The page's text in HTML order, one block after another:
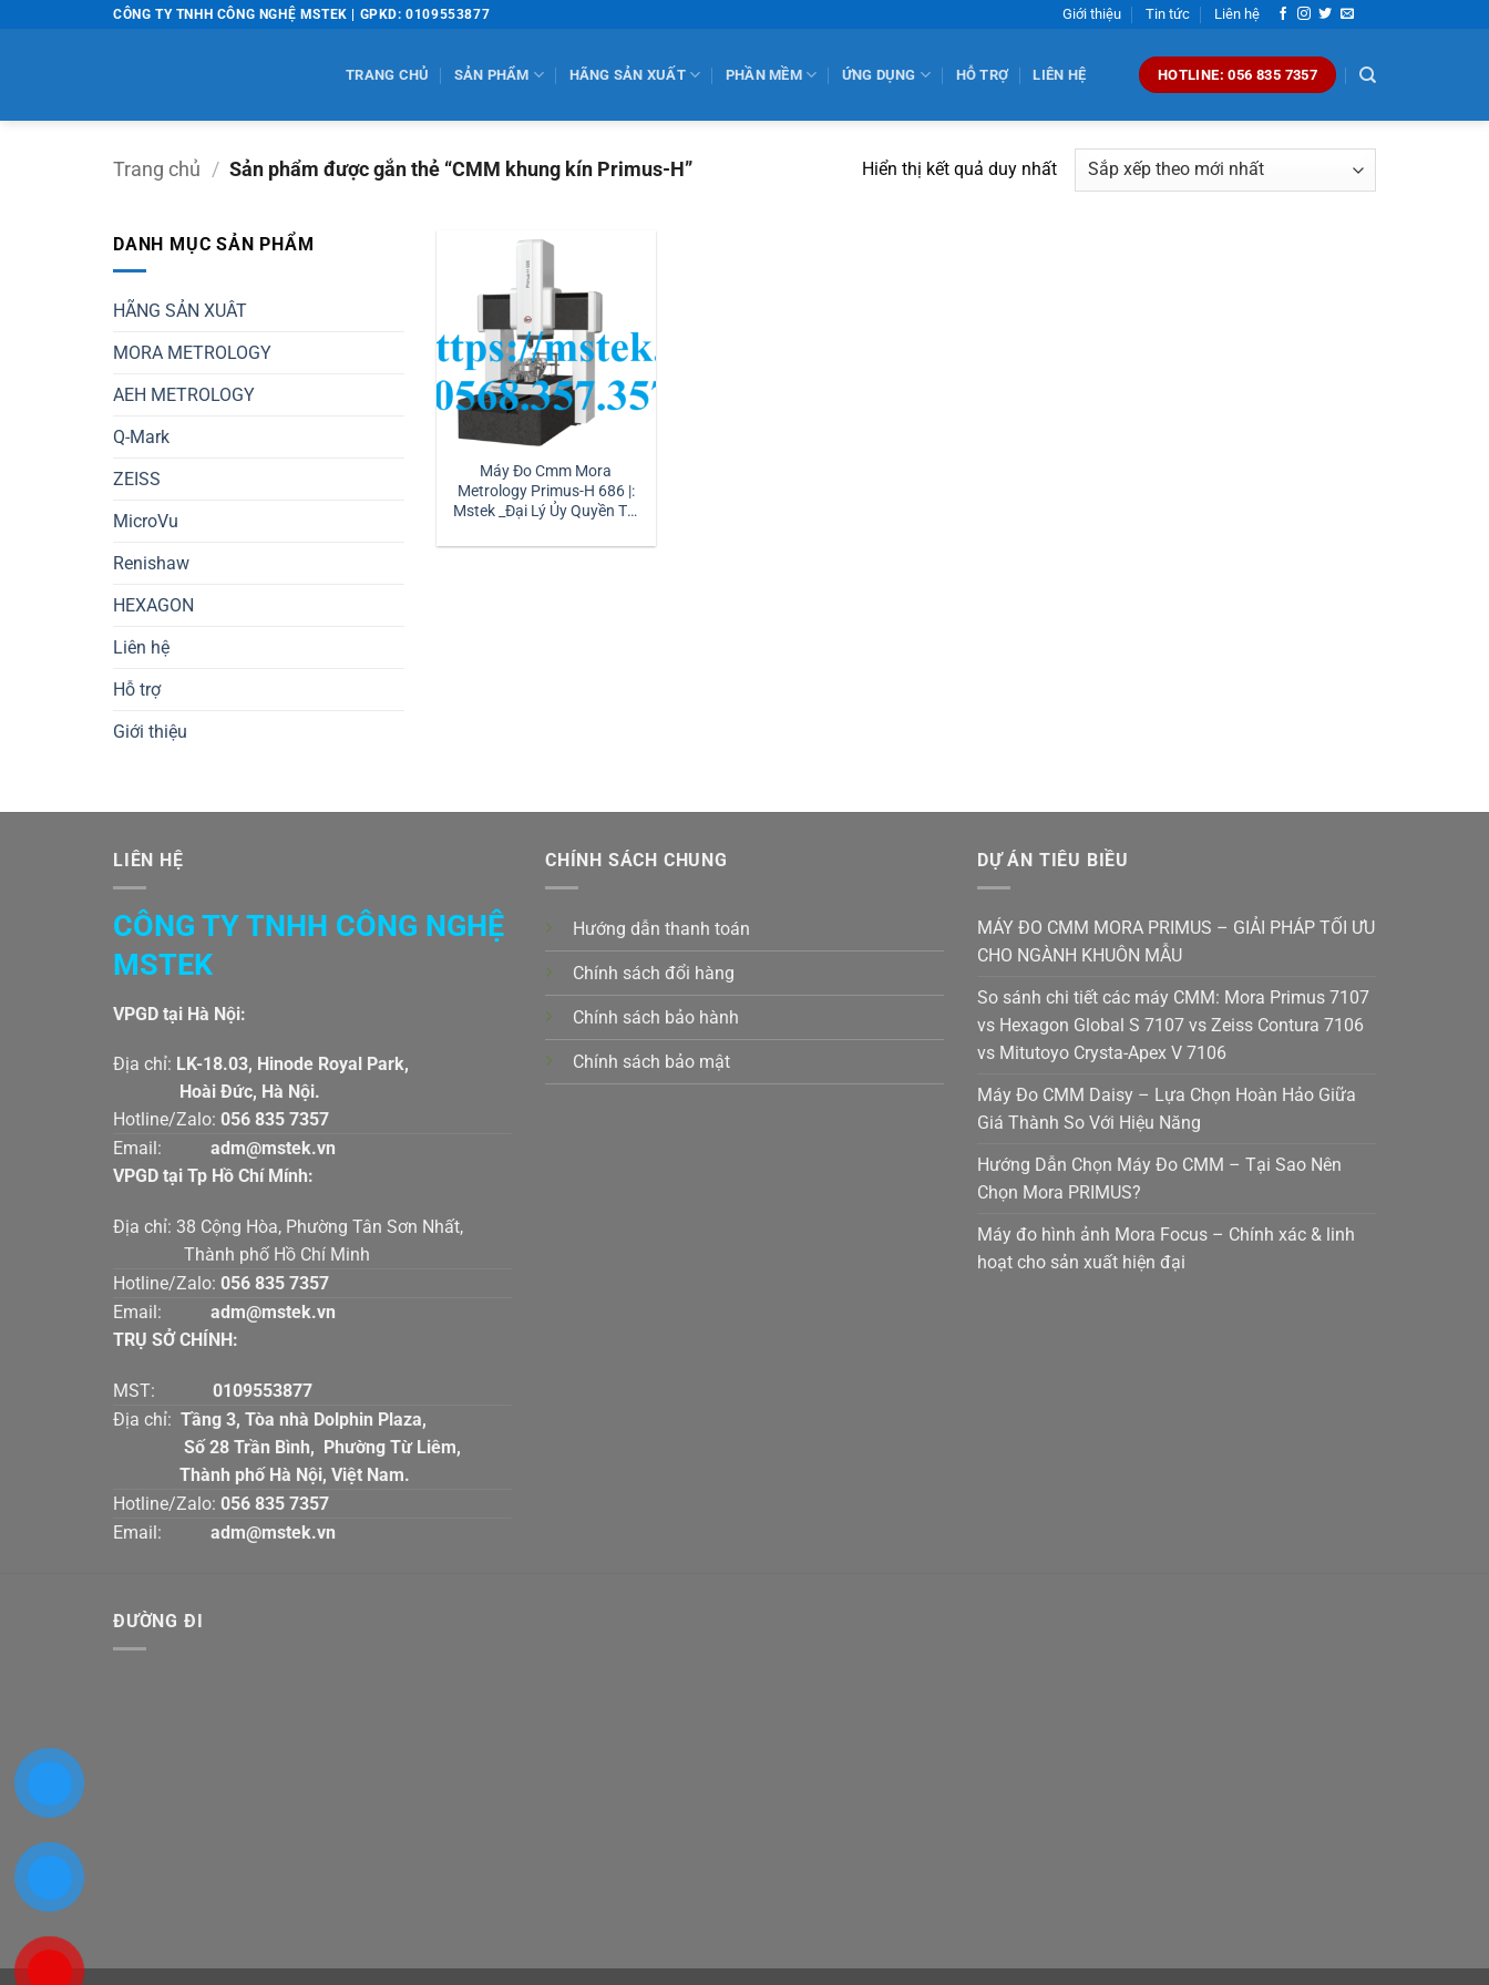
CÔNG TY TNHH CÔNG NGHỆ MSTEK | GPKD: 0109553877 Giới thiệu Tin tức Liên hệ
TRANG CHỦ SẢN PHẨM HÃNG SẢN XUẤT PHẦN MỀM ỨNG DỤNG HỖ TRỢ LIÊN HỆ HOTLINE: 056 835 7357
Trang chủ / Sản phẩm được gắn thẻ “CMM khung kín Primus-H” Hiển thị kết quả duy nhất
DANH MỤC SẢN PHẨM
HÃNG SẢN XUÂT
MORA METROLOGY
AEH METROLOGY
Q-Mark
ZEISS
MicroVu
Renishaw
HEXAGON
Liên hệ
Hỗ trợ
Giới thiệu
Máy Đo Cmm Mora
Metrology Primus-H 686 |:
Mstek _Đại Lý Ủy Quyền Tại
LIÊN HỆ
CÔNG TY TNHH CÔNG NGHỆ
MSTEK
VPGD tại Hà Nội:
Địa chỉ: LK-18.03, Hinode Royal Park,
Hoài Đức, Hà Nội.
Hotline/Zalo: 056 835 7357
Email:
adm@mstek.vn
VPGD tại Tp Hồ Chí Mính:
Địa chỉ: 38 Cộng Hòa, Phường Tân Sơn Nhất,
Thành phố Hồ Chí Minh
Hotline/Zalo: 056 835 7357
Email:
adm@mstek.vn
TRỤ SỞ CHÍNH:
MST: 0109553877
Địa chỉ: Tầng 3, Tòa nhà Dolphin Plaza,
Số 28 Trần Bình, Phường Từ Liêm,
Thành phố Hà Nội, Việt Nam.
Hotline/Zalo: 056 835 7357
Email:
adm@mstek.vn
CHÍNH SÁCH CHUNG
Hướng dẫn thanh toán
Chính sách đổi hàng
Chính sách bảo hành
Chính sách bảo mật
DỰ ÁN TIÊU BIỀU
MÁY ĐO CMM MORA PRIMUS – GIẢI PHÁP TỐI ƯU
CHO NGÀNH KHUÔN MẪU
So sánh chi tiết các máy CMM: Mora Primus 7107
vs Hexagon Global S 7107 vs Zeiss Contura 7106
vs Mitutoyo Crysta-Apex V 7106
Máy Đo CMM Daisy – Lựa Chọn Hoàn Hảo Giữa
Giá Thành So Với Hiệu Năng
Hướng Dẫn Chọn Máy Đo CMM – Tại Sao Nên
Chọn Mora PRIMUS?
Máy đo hình ảnh Mora Focus – Chính xác & linh
hoạt cho sản xuất hiện đại
ĐƯỜNG ĐI